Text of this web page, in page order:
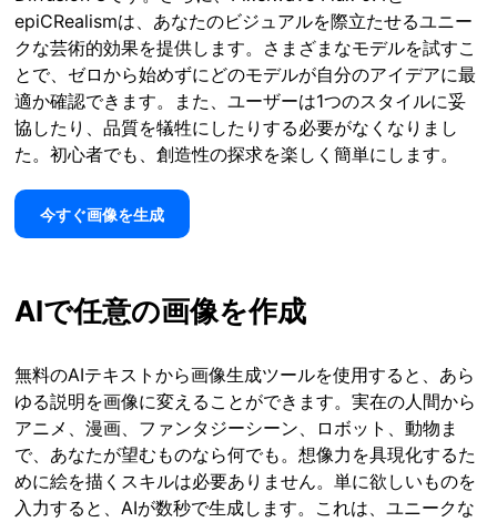
epiCRealismは、あなたのビジュアルを際立たせるユニー
クな芸術的効果を提供します。さまざまなモデルを試すこ
とで、ゼロから始めずにどのモデルが自分のアイデアに最
適か確認できます。また、ユーザーは1つのスタイルに妥
協したり、品質を犠牲にしたりする必要がなくなりまし
た。初心者でも、創造性の探求を楽しく簡単にします。
今すぐ画像を生成
AIで任意の画像を作成
無料のAIテキストから画像生成ツールを使用すると、あら
ゆる説明を画像に変えることができます。実在の人間から
アニメ、漫画、ファンタジーシーン、ロボット、動物ま
で、あなたが望むものなら何でも。想像力を具現化するた
めに絵を描くスキルは必要ありません。単に欲しいものを
入力すると、AIが数秒で生成します。これは、ユニークな